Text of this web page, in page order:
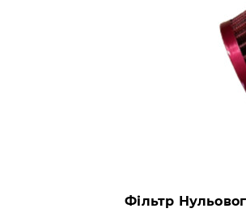
Фільтр